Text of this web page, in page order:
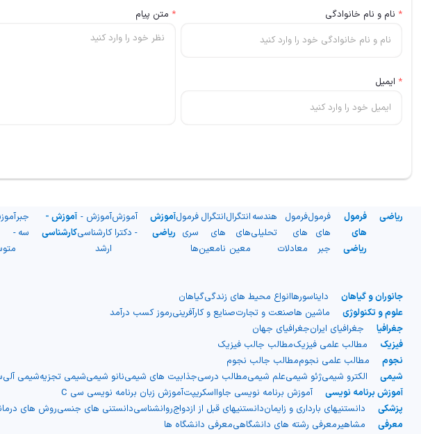
* نام و نام خانوادگی
* ایمیل
* متن پیام
ریاضی
فرمول
های
ریاضی
فرمول
های
جبر
فرمول
های
معادلات
هندسه
تحلیلی
انتگرال
های
معین
انتگرال
های
نامعین
فرمول
سری
ها
آموزش
ریاضی
آموزش
- دکترا
آموزش -
کارشناسی
ارشد
آموزش -
کارشناسی
جبر
سه -
جانوران و گیاهان دایناسورهاانواع محیط های زندگیگیاهان
علوم و تکنولوژی
ماشین هاصنعت و تجارتصنایع و کارآفرینیرموز کسب درآمد
جغرافیا
جغرافیای ایرانجغرافیای جهان
فیزیک
مطالب علمی فیزیکمطالب جالب فیزیک
نجوم
مطالب علمی نجوممطالب جالب نجوم
شیمی
الکترو شیمیژئو شیمیعلم شیمیمطالب درسیجذابیت های شیمینانو شیمیشیمی تجزیهشیمی آلی
آموزش برنامه نویسی
آموزش برنامه نویسی جاوااسکریپتآموزش زبان برنامه نویسی سی C
پزشکی
دانستنیهای بارداری و زایماندانستنیهای قبل از ازدواجروانشناسیدانستنی های جنسیروش های
معرفی
مشاهیرمعرفی رشته های دانشگاهیمعرفی دانشگاه ها